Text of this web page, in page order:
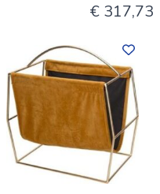
€ 317,73